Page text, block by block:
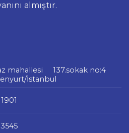
almıştır.
mahallesi 137.sokak no:4
İstanbul